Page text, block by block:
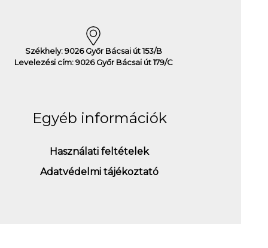
Székhely: 9026 Győr Bácsai út 153/B
Levelezési cím: 9026 Győr Bácsai út 179/C
Egyéb információk
Használati feltételek
Adatvédelmi tájékoztató